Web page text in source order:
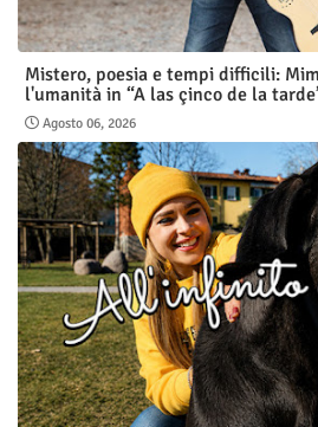
Mistero, poesia e tempi difficili:
l'umanità in “A las çinco de la
Agosto 06, 2026